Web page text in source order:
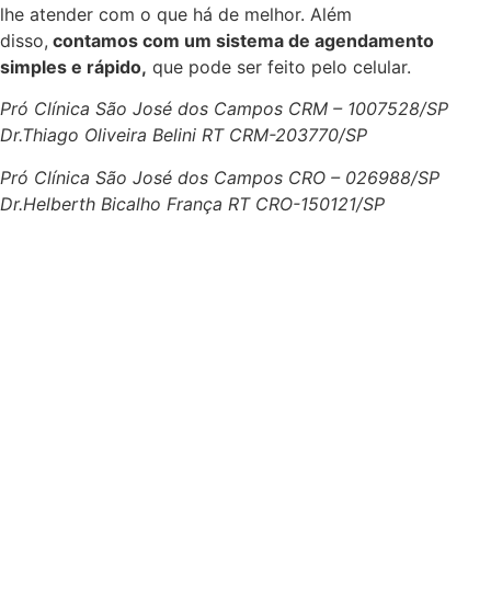
lhe atender com o que há de melhor. Além
disso, contamos com um sistema de agendamento
simples e rápido, que pode ser feito pelo celular.
Pró Clínica São José dos Campos CRM – 1007528/SP
Dr.Thiago Oliveira Belini RT CRM-203770/SP
Pró Clínica São José dos Campos CRO – 026988/SP
Dr.Helberth Bicalho França RT CRO-150121/SP